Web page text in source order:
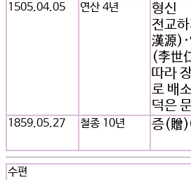
1505.04.05 연산 4년
형신
전교
漢源
(李世
따라
로 배
덕은
1859.05.27 철종 10년 증(贈)
수편